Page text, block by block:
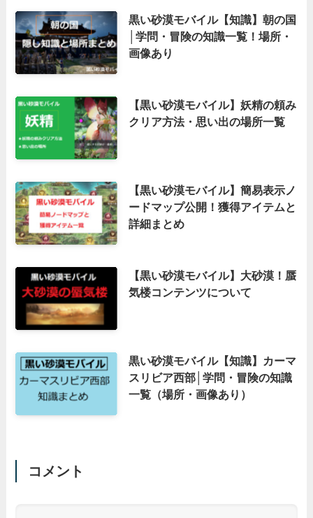
黒い砂漠モバイル【知識】朝の国
│学問・冒険の知識一覧！場所・
画像あり
【黒い砂漠モバイル】妖精の頼み
クリア方法・思い出の場所一覧
【黒い砂漠モバイル】簡易表示ノ
ードマップ公開！獲得アイテムと
詳細まとめ
【黒い砂漠モバイル】大砂漠！蜃
気楼コンテンツについて
黒い砂漠モバイル【知識】カーマ
スリビア西部│学問・冒険の知識
一覧（場所・画像あり）
コメント